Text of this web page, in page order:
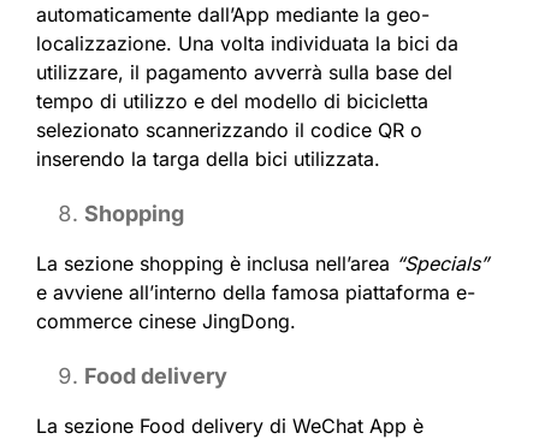
automaticamente dall’App mediante la geo-
localizzazione. Una volta individuata la bici da
utilizzare, il pagamento avverrà sulla base del
tempo di utilizzo e del modello di bicicletta
selezionato scannerizzando il codice QR o
inserendo la targa della bici utilizzata.
Shopping
La sezione shopping è inclusa nell’area “Specials”
e avviene all’interno della famosa piattaforma e-
commerce cinese JingDong.
Food delivery
La sezione Food delivery di WeChat App è